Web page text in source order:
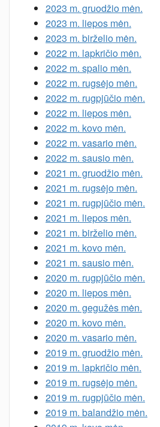
2023 m. gruodžio mėn.
2023 m. liepos mėn.
2023 m. birželio mėn.
2022 m. lapkričio mėn.
2022 m. spalio mėn.
2022 m. rugsėjo mėn.
2022 m. rugpjūčio mėn.
2022 m. liepos mėn.
2022 m. kovo mėn.
2022 m. vasario mėn.
2022 m. sausio mėn.
2021 m. gruodžio mėn.
2021 m. rugsėjo mėn.
2021 m. rugpjūčio mėn.
2021 m. liepos mėn.
2021 m. birželio mėn.
2021 m. kovo mėn.
2021 m. sausio mėn.
2020 m. rugpjūčio mėn.
2020 m. liepos mėn.
2020 m. gegužės mėn.
2020 m. kovo mėn.
2020 m. vasario mėn.
2019 m. gruodžio mėn.
2019 m. lapkričio mėn.
2019 m. rugsėjo mėn.
2019 m. rugpjūčio mėn.
2019 m. balandžio mėn.